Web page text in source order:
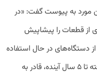
مورد به پیوست گفت: «در
از قطعات را پیشاپیش
از دستگاه‌های در حال استفاده
به مشکلی برنخوریم. از این رو، با توجه به پیش‌بینی صورت‌گرفته تا ۵ سال آینده، قادر به